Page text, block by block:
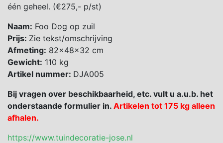
één geheel. (€275,- p/st)
Naam: Foo Dog op zuil
Prijs: Zie tekst/omschrijving
Afmeting: 82x48x32 cm
Gewicht: 110 kg
Artikel nummer: DJA005
Bij vragen over beschikbaarheid, etc. vult u a.u.b. het
onderstaande formulier in. Artikelen tot 175 kg alleen
afhalen.
https://www.tuindecoratie-jose.nl